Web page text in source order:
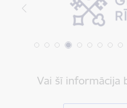
Vai šī informācija